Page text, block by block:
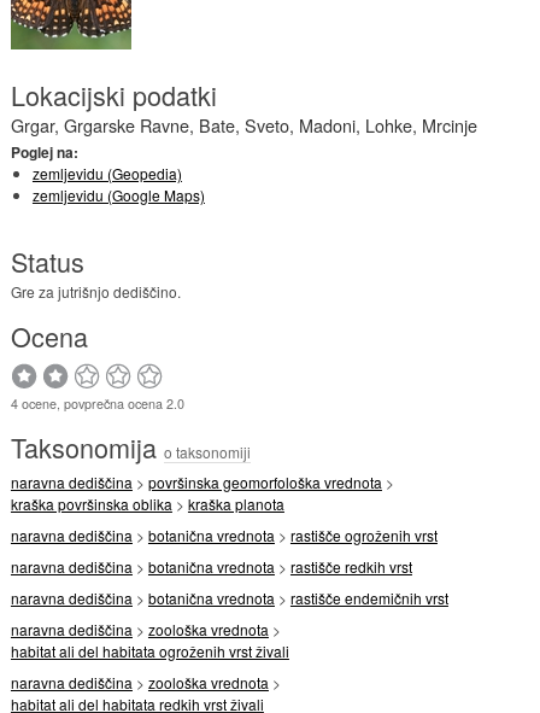
Lokacijski podatki
Grgar, Grgarske Ravne, Bate, Sveto, Madoni, Lohke, Mrcinje
Poglej na:
zemljevidu (Geopedia)
zemljevidu (Google Maps)
Status
Gre za jutrišnjo dediščino.
Ocena
4 ocene, povprečna ocena 2.0
Taksonomija o taksonomiji
naravna dediščina > površinska geomorfološka vrednota >
kraška površinska oblika > kraška planota
naravna dediščina > botanična vrednota > rastišče ogroženih vrst
naravna dediščina > botanična vrednota > rastišče redkih vrst
naravna dediščina > botanična vrednota > rastišče endemičnih vrst
naravna dediščina > zoološka vrednota >
habitat ali del habitata ogroženih vrst živali
naravna dediščina > zoološka vrednota >
habitat ali del habitata redkih vrst živali